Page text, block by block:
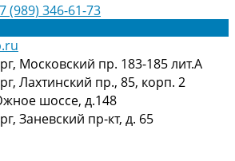
(989) 346-61-73
Московский пр. 183-185 лит.А
Лахтинский пр., 85, корп. 2
шоссе, д.148
Заневский пр-кт, д. 65